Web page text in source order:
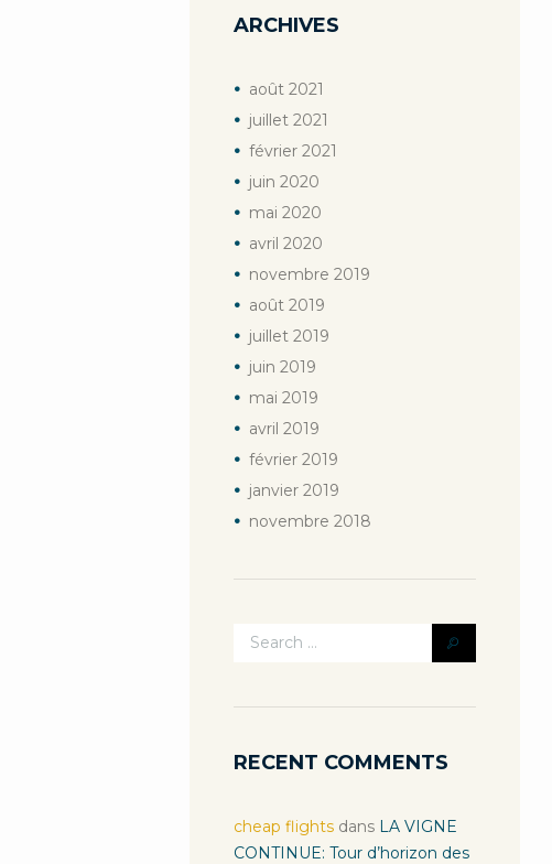
AviArrufí_blanc_vi(e)
ARCHIVES
août 2021
juillet 2021
février 2021
juin 2020
mai 2020
avril 2020
novembre 2019
août 2019
juillet 2019
juin 2019
mai 2019
avril 2019
février 2019
janvier 2019
novembre 2018
RECENT COMMENTS
cheap flightsdans LA VIGNE
CONTINUE: Tour d’horizon des